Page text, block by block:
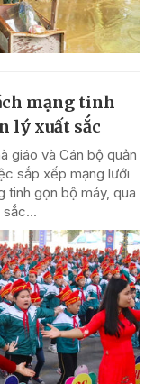
mạng tinh
lý xuất sắc
giáo và Cán bộ quản
sắp xếp mạng lưới
gọn bộ máy, qua